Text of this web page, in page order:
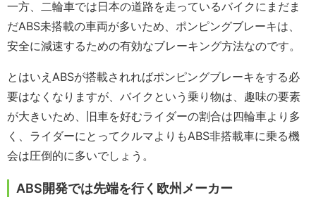
一方、二輪車では日本の道路を走っているバイクにまだま
だABS未搭載の車両が多いため、ポンピングブレーキは、
安全に減速するための有効なブレーキング方法なのです。
とはいえABSが搭載されればポンピングブレーキをする必
要はなくなりますが、バイクという乗り物は、趣味の要素
が大きいため、旧車を好むライダーの割合は四輪車より多
く、ライダーにとってクルマよりもABS非搭載車に乗る機
会は圧倒的に多いでしょう。
ABS開発では先端を行く欧州メーカー